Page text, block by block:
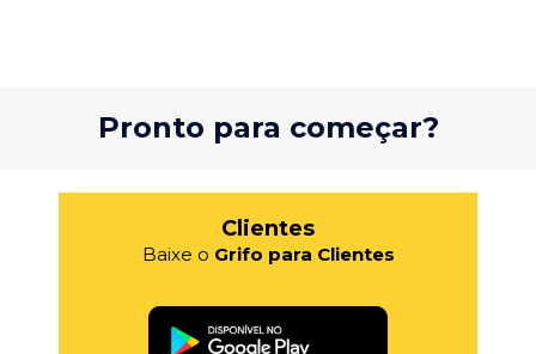
Pronto para começar?
Clientes
Baixe o Grifo para Clientes